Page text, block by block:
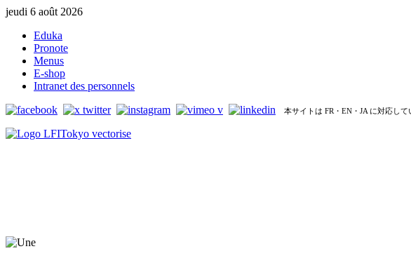
jeudi 6 août 2026
Eduka
Pronote
Menus
E-shop
Intranet des personnels
本サイトは FR・EN・JA に対応して